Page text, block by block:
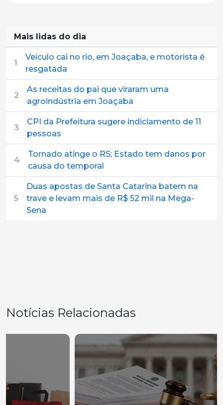
Mais lidas do dia
1
Veículo cai no rio, em Joaçaba, e motorista é
resgatada
2
As receitas do pai que viraram uma
agroindústria em Joaçaba
3
CPI da Prefeitura sugere indiciamento de 11
pessoas
4
Tornado atinge o RS; Estado tem danos por
causa do temporal
5
Duas apostas de Santa Catarina batem na
trave e levam mais de R$ 52 mil na Mega-
Sena
Notícias Relacionadas